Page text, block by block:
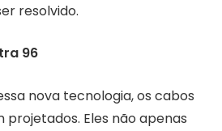
resolvido.
96
nova tecnologia, os cabos
projetados. Eles não apenas